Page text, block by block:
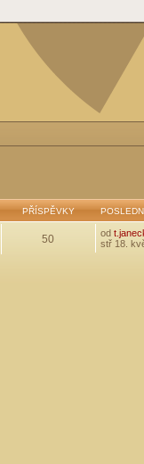
PŘÍSPĚVKY
50 od
stř 18.